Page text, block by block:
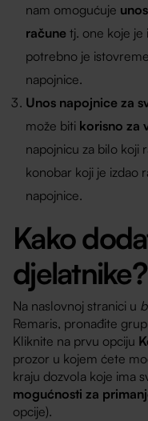
nam omogućuje
račune tj. one koje je
potrebno je
napojnice.
Unos napojnice za
može biti korisno za
napojnicu za bilo koji
konobar koji je izdao
napojnice.
Kako
djelatnike?
Na naslovnoj stranici u
Remaris, pronađite
Kliknite na prvu opciju
prozor u kojem ćete
kraju dozvola koje ima
mogućnosti za
opcije).